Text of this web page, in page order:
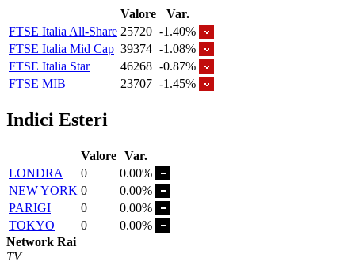
Valore
Var.
FTSE Italia All-Share 25720 -1.40%
FTSE Italia Mid Cap 39374 -1.08%
FTSE Italia Star
46268 -0.87%
FTSE MIB
23707 -1.45%
Indici Esteri
Valore Var.
LONDRA
0
0.00%
NEW YORK 0
0.00%
PARIGI
0
0.00%
TOKYO
0
0.00%
Network Rai
TV